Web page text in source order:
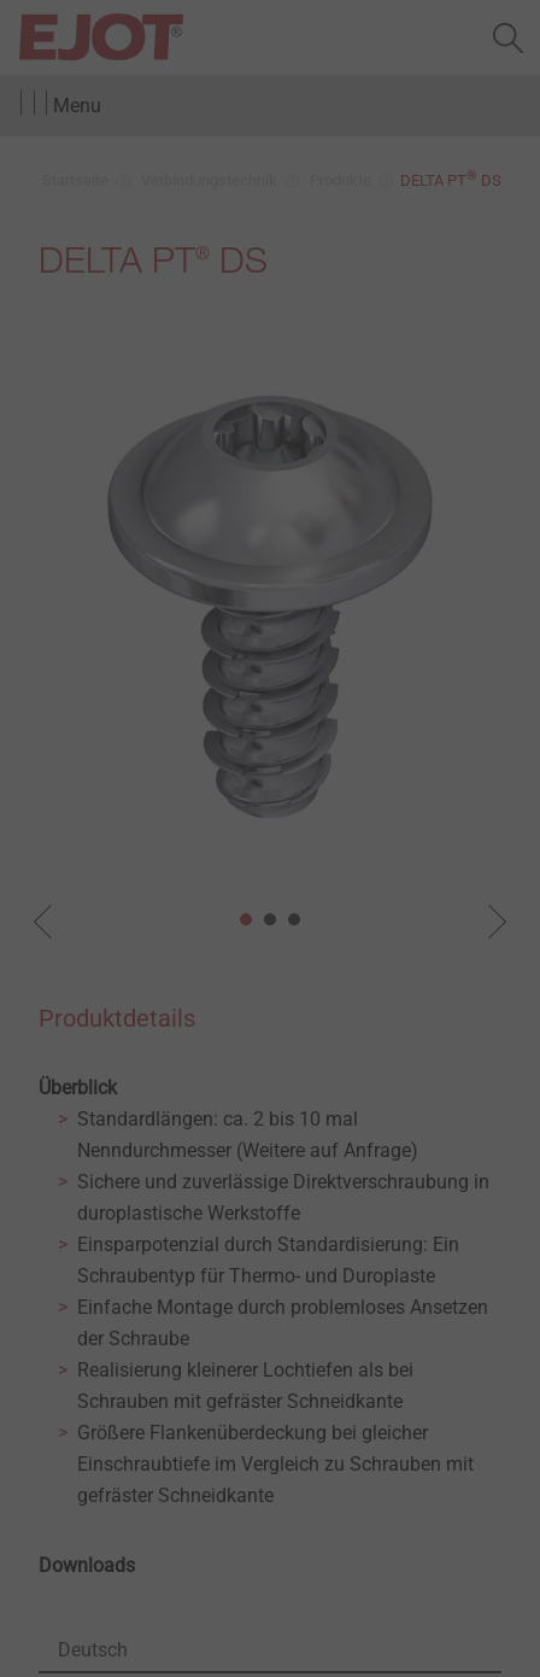
Menu
DELTA PT® DS
DELTA PT® DS
Produktdetails
Überblick
Standardlängen: ca. 2 bis 10 mal
Nenndurchmesser (Weitere auf Anfrage)
Sichere und zuverlässige Direktverschraubung in
duroplastische Werkstoffe
Einsparpotenzial durch Standardisierung: Ein
Schraubentyp für Thermo- und Duroplaste
Einfache Montage durch problemloses Ansetzen
der Schraube
Realisierung kleinerer Lochtiefen als bei
Schrauben mit gefräster Schneidkante
Größere Flankenüberdeckung bei gleicher
Einschraubtiefe im Vergleich zu Schrauben mit
gefräster Schneidkante
Downloads
Deutsch